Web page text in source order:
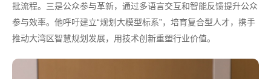
批流程。三是公众参与革新，通过多语言交互和智能反馈提升公众
参与效率。他呼吁建立“规划大模型标系”，培育复合型人才，携手
推动大湾区智慧规划发展，用技术创新重塑行业价值。